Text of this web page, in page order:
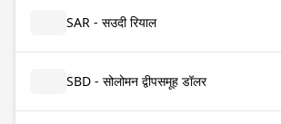
SAR - सउदी रियाल
SBD - सोलोमन द्वीपसमूह डॉलर